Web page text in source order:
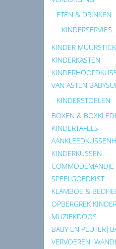
ETEN & DRINKEN
KINDERSERVIES
KINDER
KINDERKASTEN
VAN ASTEN
KINDERSTOELEN
BOXEN &
KINDERTAFELS
KINDERKUSSEN
COMMODEMANDJE
SPEELGOEDKIST
KLAMBOE &
OPBERGREK
MUZIEKDOOS
BABY EN